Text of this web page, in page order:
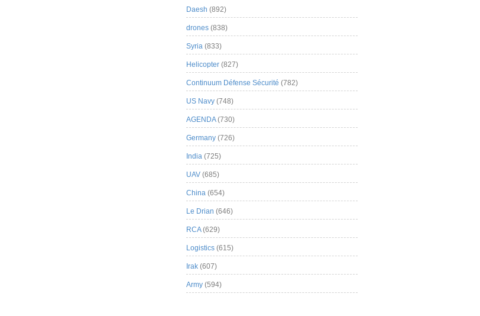
Daesh (892)
drones (838)
Syria (833)
Helicopter (827)
Continuum Défense Sécurité (782)
US Navy (748)
AGENDA(730)
Germany (726)
India (725)
UAV (685)
China (654)
Le Drian (646)
RCA(629)
Logistics (615)
Irak (607)
Army (594)